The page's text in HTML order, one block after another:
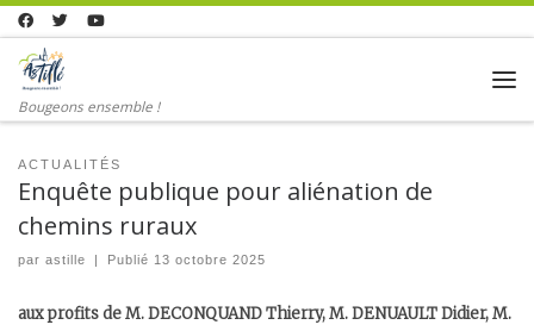
Skip to content
Bougeons ensemble !
ACTUALITÉS
Enquête publique pour aliénation de
chemins ruraux
par astille Publié 13 octobre 2025
aux profits de M. DECONQUAND Thierry, M. DENUAULT Didier, M.